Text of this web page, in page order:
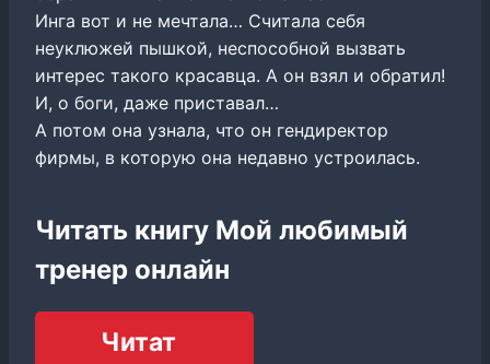
Инга вот и не мечтала… Считала себя
неуклюжей пышкой, неспособной вызвать
интерес такого красавца. А он взял и обратил!
И, о боги, даже приставал…
А потом она узнала, что он гендиректор
фирмы, в которую она недавно устроилась.
Читать книгу Мой любимый
тренер онлайн
Читат